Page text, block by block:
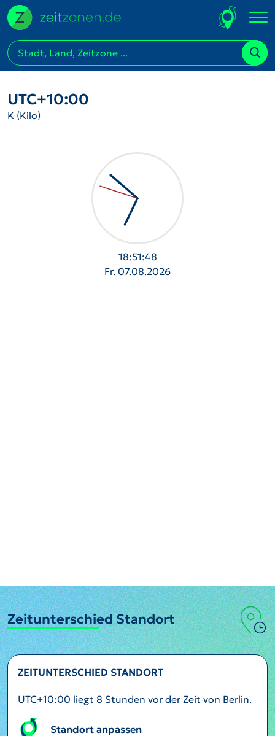
UTC+10:00
K (Kilo)
18:51:49
Fr. 07.08.2026
Zeitunterschied Standort
ZEITUNTERSCHIED STANDORT
UTC+10:00 liegt 8 Stunden vor der Zeit von Berlin.
Standort anpassen